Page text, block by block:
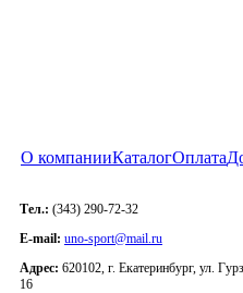
О компанииКаталогОплата
Тел.: (343) 290-72-32
E-mail: uno-sport@mail.ru
Адрес: 620102, г. Екатеринбург, ул.
16